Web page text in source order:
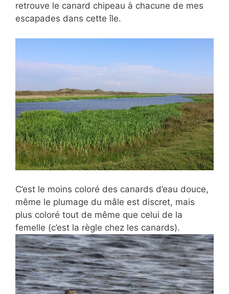
retrouve le canard chipeau à chacune de mes
escapades dans cette île.
C’est le moins coloré des canards d’eau douce,
même le plumage du mâle est discret, mais
plus coloré tout de même que celui de la
femelle (c’est la règle chez les canards).